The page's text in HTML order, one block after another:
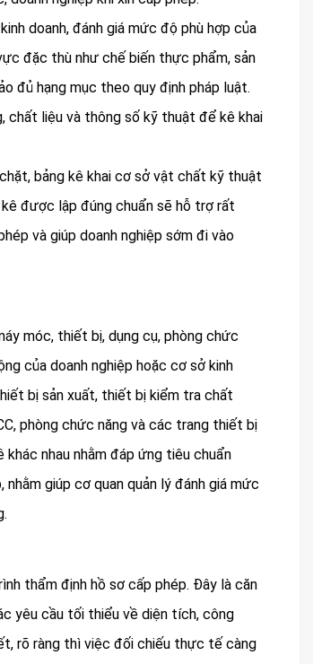
doanh, đánh giá mức độ phù hợp của
đặc thù như chế biến thực phẩm, sản
đủ hạng mục theo quy định pháp luật.
chất liệu và thông số kỹ thuật để kê khai
bảng kê khai cơ sở vật chất kỹ thuật
được lập đúng chuẩn sẽ hỗ trợ rất
và giúp doanh nghiệp sớm đi vào
móc, thiết bị, dụng cụ, phòng chức
của doanh nghiệp hoặc cơ sở kinh
bị sản xuất, thiết bị kiểm tra chất
phòng chức năng và các trang thiết bị
nhau nhằm đáp ứng tiêu chuẩn
giúp cơ quan quản lý đánh giá mức
thẩm định hồ sơ cấp phép. Đây là căn
yêu cầu tối thiểu về diện tích, công
rõ ràng thì việc đối chiếu thực tế càng